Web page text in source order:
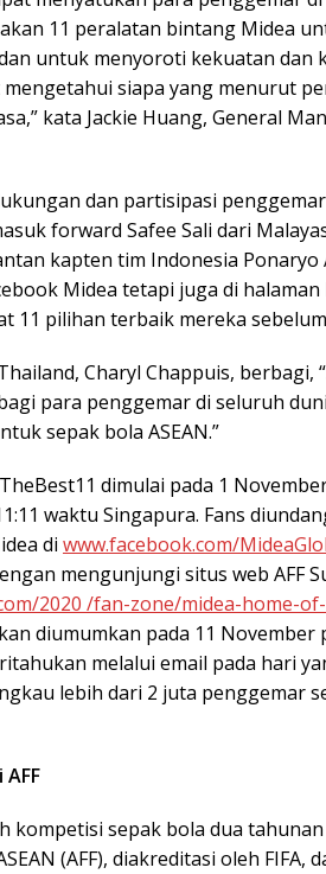
11 peralatan bintang Midea
untuk menyoroti kekuatan dan
siapa yang menurut
kata Jackie Huang, General
dan partisipasi
forward Safee Sali dari
kapten tim Indonesia
Midea tetapi juga di halaman
11 pilihan terbaik mereka sebelum
Charyl Chappuis, berbagi,
para penggemar di seluruh
sepak bola ASEAN.”
dimulai pada 1
waktu Singapura. Fans
di www.facebook.com/
mengunjungi situs web AFF
2020 /fan-zone/midea-home-
diumumkan pada 11 November
melalui email pada hari
lebih dari 2 juta penggemar
kompetisi sepak bola dua
(AFF), diakreditasi oleh